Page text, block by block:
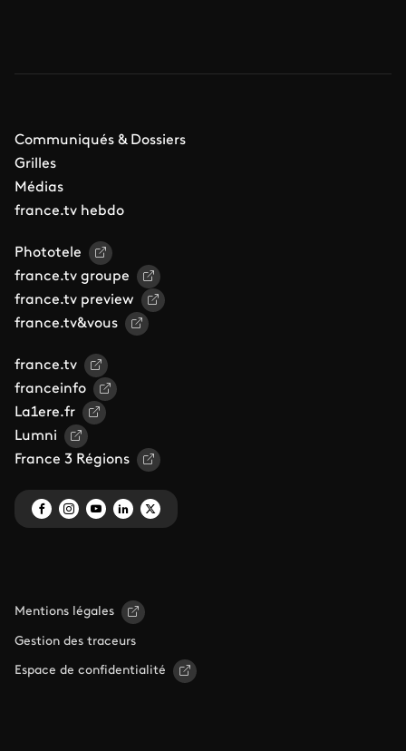
Communiqués & Dossiers
Grilles
Médias
france.tv hebdo
Phototele
france.tv groupe
france.tv preview
france.tv&vous
france.tv
franceinfo
La1ere.fr
Lumni
France 3 Régions
Mentions légales
Gestion des traceurs
Espace de confidentialité